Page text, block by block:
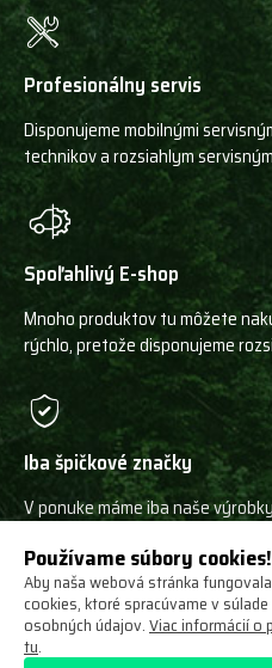
Profesionálny servis
Disponujeme mobilnými
technikov a rozsiahlym
Spoľahlivý E-shop
Mnoho produktov tu môžete
rýchlo, pretože disponujeme
Iba špičkové značky
V ponuke máme iba naše
Používame súbory cookies!
Aby naša webová stránka
cookies, ktoré spracúvame v
osobných údajov.Viac informácií o
tu.